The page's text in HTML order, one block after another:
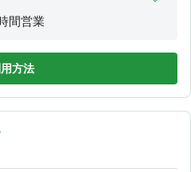
ナー有
イミングで移動が出来ます。
の階が解錠できます。
¥1,850
間営業
間営業
間営業
間営業
間営業
方法